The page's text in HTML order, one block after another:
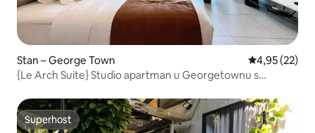
Stan – George Town Prosječna
4,95 (22)
{Le Arch Suite} Studio apartman u Georgetownu s
Superhost
Superhost